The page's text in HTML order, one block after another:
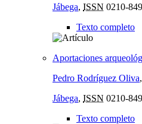
Jábega, ISSN 0210-
Texto completo
Aportaciones
Pedro Rodríguez Oliva
Jábega, ISSN 0210-
Texto completo